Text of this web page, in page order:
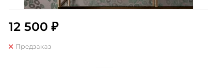
12 500 ₽
Предзаказ